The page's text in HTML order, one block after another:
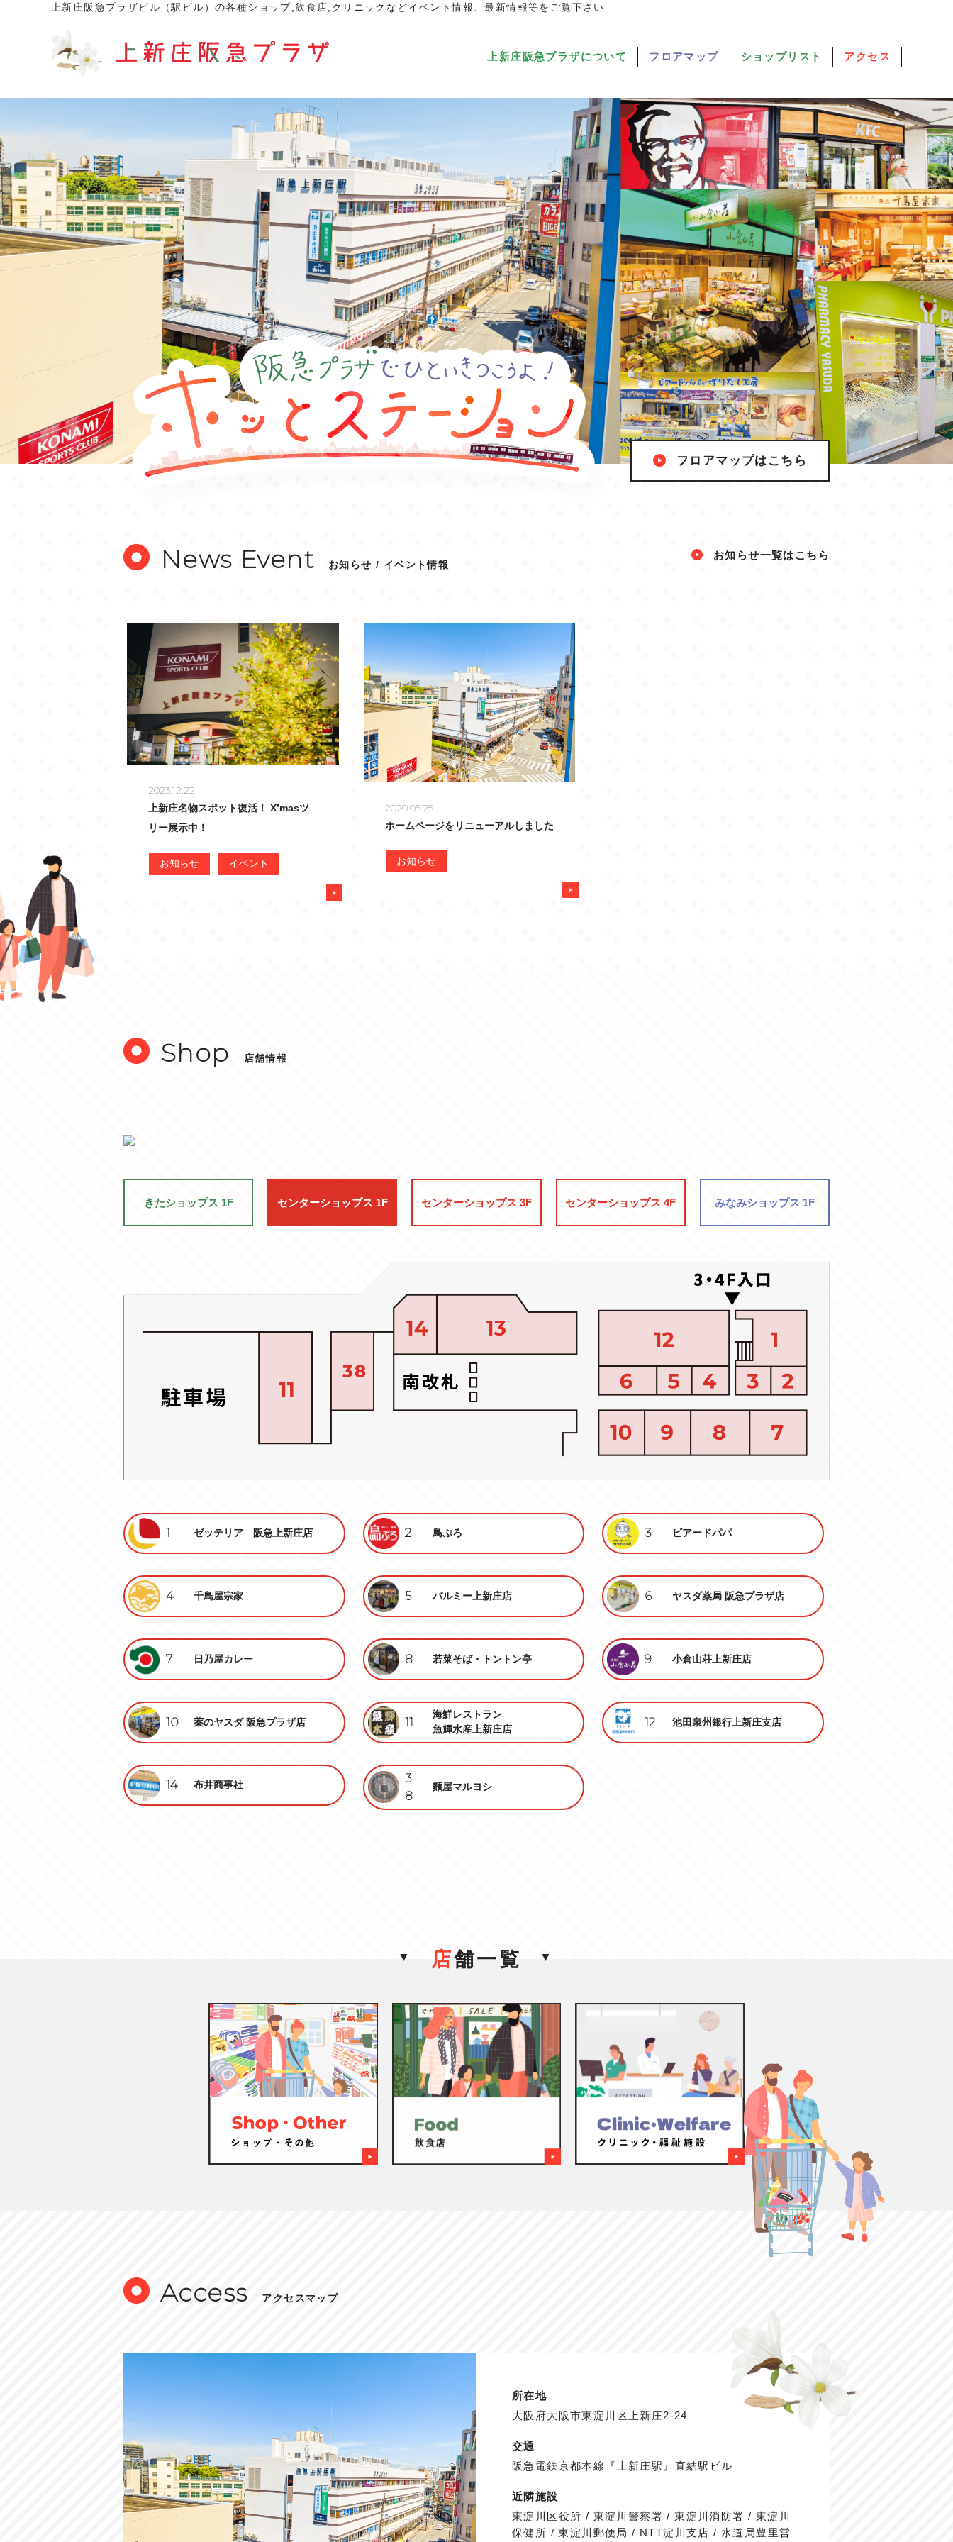
上新庄阪急プラザビル（駅ビル）の各種ショップ,飲食店,クリニックなどイベント情報、最新情報等をご覧下さい
上新庄阪急プラザについて フロアマップ ショップリスト アクセス
フロアマップはこちら
News Event お知らせ / イベント情報
お知らせ一覧はこちら
2023.12.22
上新庄名物スポット復活！ X’masツ
リー展示中！
お知らせ イベント
2020.05.25
ホームページをリニューアルしました
お知らせ
Shop 店舗情報
きたショップス 1F センターショップス 1F センターショップス 3F センターショップス 4F みなみショップス 1F
1 ゼッテリア 阪急上新庄店 2 鳥ぷろ 3 ビアードパパ
4 千鳥屋宗家 5 バルミー上新庄店 6 ヤスダ薬局 阪急プラザ店
7 日乃屋カレー 8 若菜そば・トントン亭 9 小倉山荘上新庄店
10 薬のヤスダ 阪急プラザ店 11
海鮮レストラン
魚輝水産上新庄店
12 池田泉州銀行上新庄支店
14 布井商事社
3
8
麵屋マルヨシ
店舗一覧
Access アクセスマップ
所在地
大阪府大阪市東淀川区上新庄2-24
交通
阪急電鉄京都本線『上新庄駅』直結駅ビル
近隣施設
東淀川区役所 / 東淀川警察署 / 東淀川消防署 / 東淀川
保健所 / 東淀川郵便局 / NTT淀川支店 / 水道局豊里営